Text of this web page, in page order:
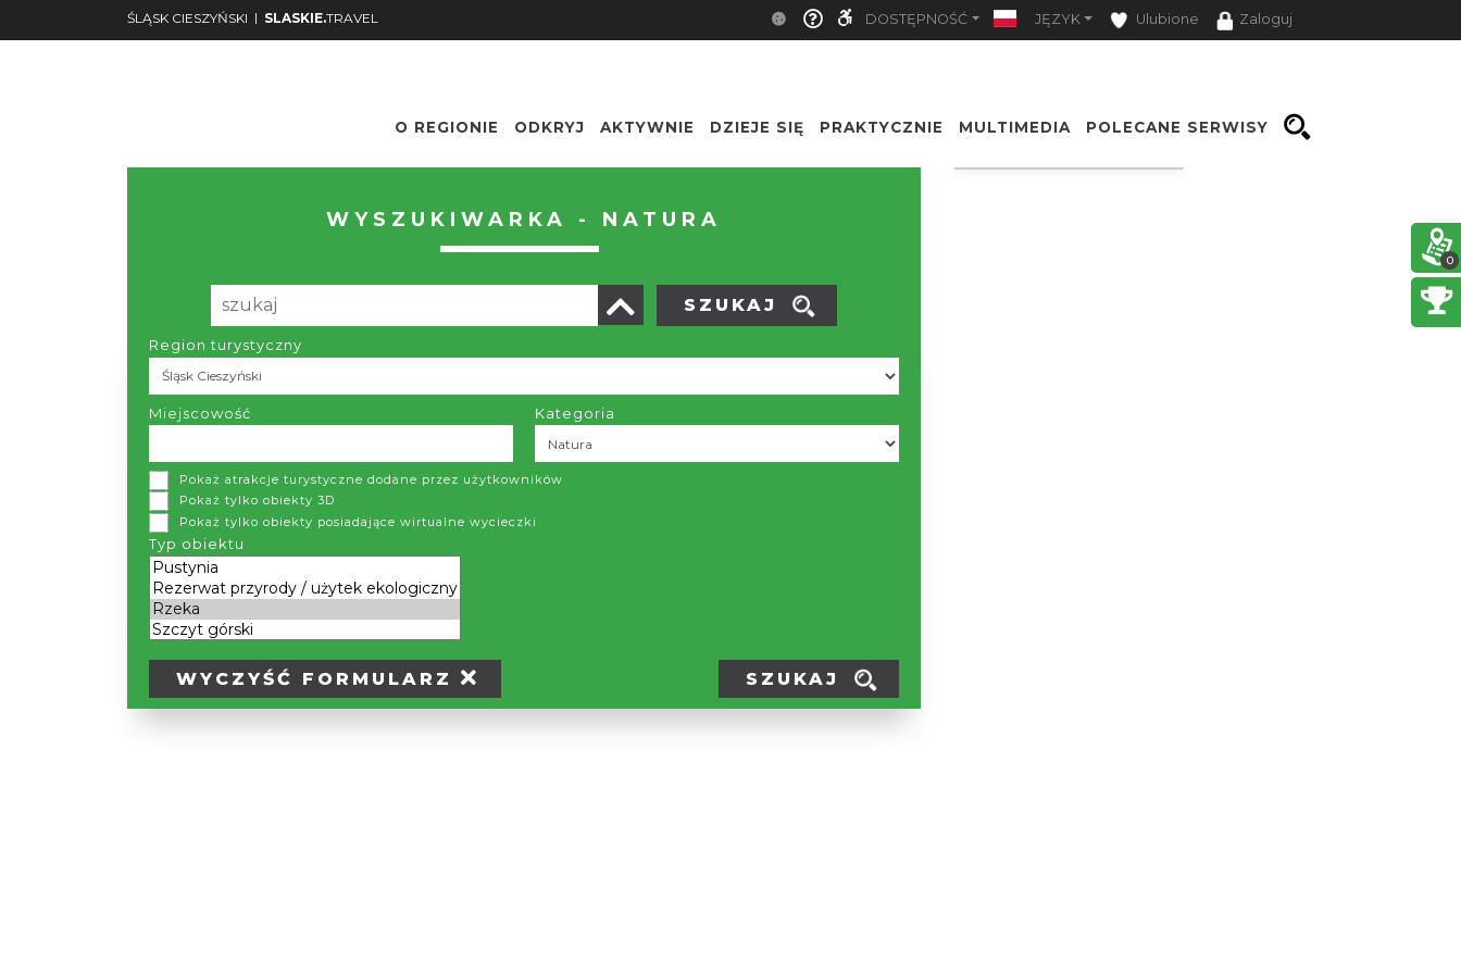
ŚLĄSK CIESZYŃSKI | SLASKIE.TRAVEL DOSTĘPNOŚĆ JĘZYK Ulubione Zaloguj
O REGIONIE ODKRYJ AKTYWNIE DZIEJE SIĘ PRAKTYCZNIE MULTIMEDIA POLECANE SERWISY
WYSZUKIWARKA - NATURA
Region turystyczny
Miejscowość Kategoria
Pokaż atrakcje turystyczne dodane przez użytkowników
Pokaż tylko obiekty 3D
Pokaż tylko obiekty posiadające wirtualne wycieczki
Typ obiektu
WYCZYŚĆ FORMULARZ SZUKAJ
SZUKAJ
Liczba elementów: 1 POBIERZ LISTĘ
Jezioro Goczałkowickie
Goczałkowice-Zdrój
Jezioro Goczałkowickie (Zbiornik Goczałkowicki) – to zaporowy zbiornik na
Wiśle utworzony w 1956 roku. Jego maksymalna powierzchnia wynosi 3200
ha, a pojemność całkowita ok. 168 mln m³. Długość zapory - 2980 m. Jest
to zbiornik retencyjny zaopatrujący w wodę część Górnośląskiego Okręgu
Przemysłowego. Prócz zaopatrzenia w wodę pełni on także funkcje
więcej >>
0